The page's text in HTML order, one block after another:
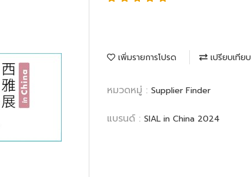
เพิ่มรายการโปรด เปรียบเทียบ
หมวดหมู่ : Supplier Finder
แบรนด์ : SIAL in China 2024